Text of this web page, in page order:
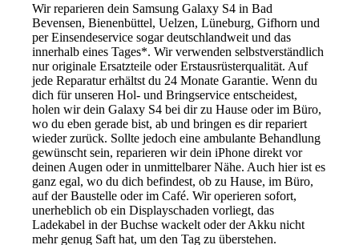
Wir reparieren dein Samsung Galaxy S4 in Bad
Bevensen, Bienenbüttel, Uelzen, Lüneburg, Gifhorn und
per Einsendeservice sogar deutschlandweit und das
innerhalb eines Tages*. Wir verwenden selbstverständlich
nur originale Ersatzteile oder Erstausrüsterqualität. Auf
jede Reparatur erhältst du 24 Monate Garantie. Wenn du
dich für unseren Hol- und Bringservice entscheidest,
holen wir dein Galaxy S4 bei dir zu Hause oder im Büro,
wo du eben gerade bist, ab und bringen es dir repariert
wieder zurück. Sollte jedoch eine ambulante Behandlung
gewünscht sein, reparieren wir dein iPhone direkt vor
deinen Augen oder in unmittelbarer Nähe. Auch hier ist es
ganz egal, wo du dich befindest, ob zu Hause, im Büro,
auf der Baustelle oder im Café. Wir operieren sofort,
unerheblich ob ein Displayschaden vorliegt, das
Ladekabel in der Buchse wackelt oder der Akku nicht
mehr genug Saft hat, um den Tag zu überstehen.